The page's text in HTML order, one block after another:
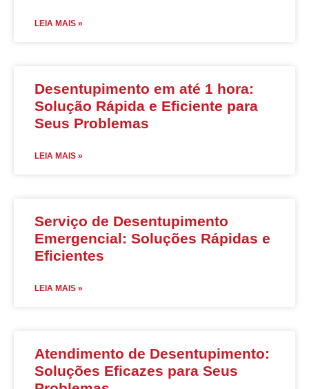
LEIA MAIS »
Desentupimento em até 1 hora:
Solução Rápida e Eficiente para
Seus Problemas
LEIA MAIS »
Serviço de Desentupimento
Emergencial: Soluções Rápidas e
Eficientes
LEIA MAIS »
Atendimento de Desentupimento:
Soluções Eficazes para Seus